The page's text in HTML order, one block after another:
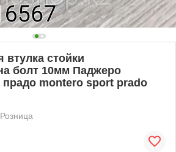
втулка стойки
болт 10мм Паджеро
прадо montero sport prado
Розница